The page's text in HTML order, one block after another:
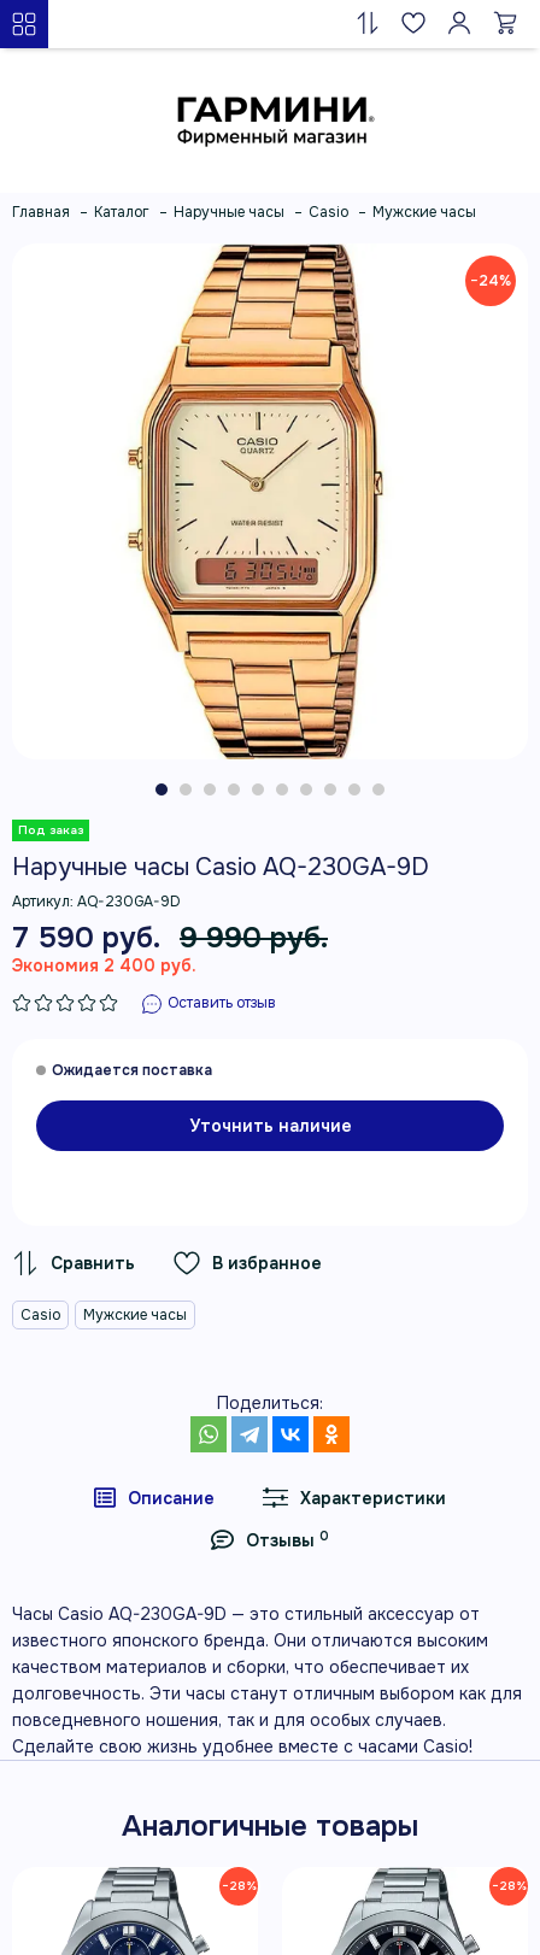
Главная Каталог Наручные часы Casio Мужские часы
−24%
Наручные часы Casio AQ-230GA-9D
Артикул: AQ-230GA-9D
7 590 руб. 9 990 руб.
Экономия 2 400 руб.
Оставить отзыв
Уточнить наличие
В избранное
Casio Мужские часы
Поделиться:
Описание
Характеристики
Отзывы 0
Часы Casio AQ-230GA-9D — это стильный аксессуар от
известного японского бренда. Они отличаются высоким
качеством материалов и сборки, что обеспечивает их
долговечность. Эти часы станут отличным выбором как для
повседневного ношения, так и для особых случаев.
Сделайте свою жизнь удобнее вместе с часами Casio!
Аналогичные товары
−28% −28%